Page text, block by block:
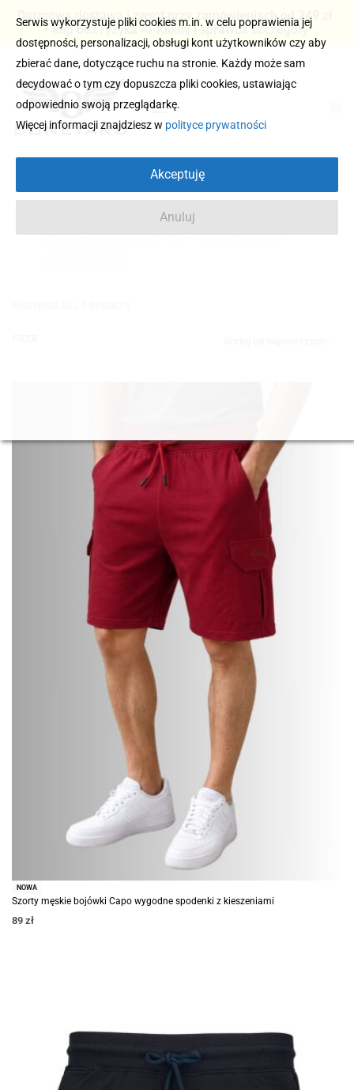
Darmowa dostawa i zwrot przy zamówieniach od 249 zł
– kup bez ryzyka → Kliknij i sprawdź szczegóły
BORDOWE SPODENKI
NOWA
Szorty męskie bojówki Capo wygodne spodenki z kieszeniami
89 zł
Serwis wykorzystuje pliki cookies m.in. w celu poprawienia jej
dostępności, personalizacji, obsługi kont użytkowników czy aby
zbierać dane, dotyczące ruchu na stronie. Każdy może sam
decydować o tym czy dopuszcza pliki cookies, ustawiając
odpowiednio swoją przeglądarkę.
Więcej informacji znajdziesz w polityce prywatności
Akceptuję
Anuluj